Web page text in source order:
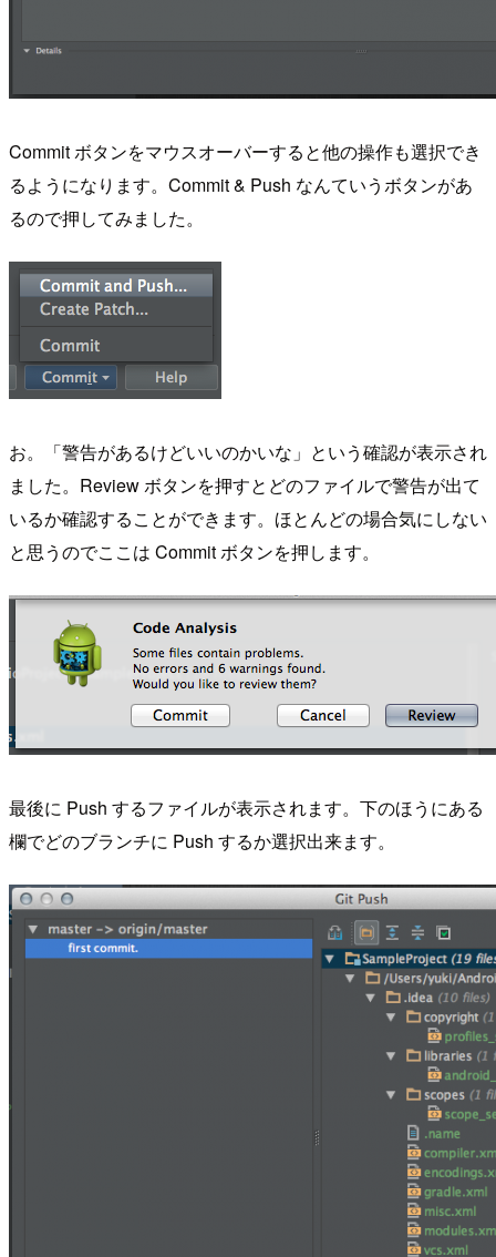
Commit ボタンをマウスオーバーすると他の操作も選択でき
るようになります。Commit & Push なんていうボタンがあ
るので押してみました。
お。「警告があるけどいいのかいな」という確認が表示され
ました。Review ボタンを押すとどのファイルで警告が出て
いるか確認することができます。ほとんどの場合気にしない
と思うのでここは Commit ボタンを押します。
最後に Push するファイルが表示されます。下のほうにある
欄でどのブランチに Push するか選択出来ます。